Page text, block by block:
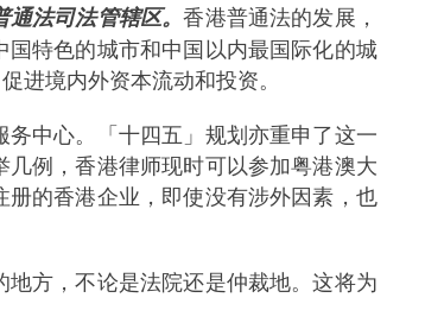
通法司法管辖区。香港普通法的发展，
特色的城市和中国以内最国际化的城
进境内外资本流动和投资。
中心。「十四五」规划亦重申了这一
例，香港律师现时可以参加粤港澳大
的香港企业，即使没有涉外因素，也
方，不论是法院还是仲裁地。这将为